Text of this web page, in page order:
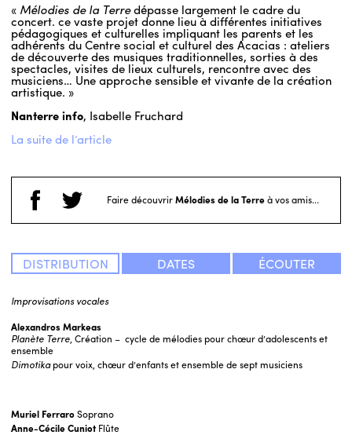
Improvisations vocales
Alexandros Markeas
Planète Terre, Création – cycle de mélodies pour chœur d’adolescents et
ensemble
Dimotikapour voix, chœur d’enfants et ensemble de sept musiciens
Muriel FerraroSoprano
Anne-Cécile CuniotFlûte
« Mélodies de la Terredépasse largement le cadre du
concert. ce vaste projet donne lieu à différentes initiatives
pédagogiques et culturelles impliquant les parents et les
adhérents du Centre social et culturel des Acacias : ateliers
de découverte des musiques traditionnelles, sorties à des
spectacles, visites de lieux culturels, rencontre avec des
musiciens… Une approche sensible et vivante de la création
artistique. »
Nanterre info, Isabelle Fruchard
La suite de l’article
Faire découvrirMélodies de la Terreà vos amis...
DISTRIBUTION DATES ÉCOUTER